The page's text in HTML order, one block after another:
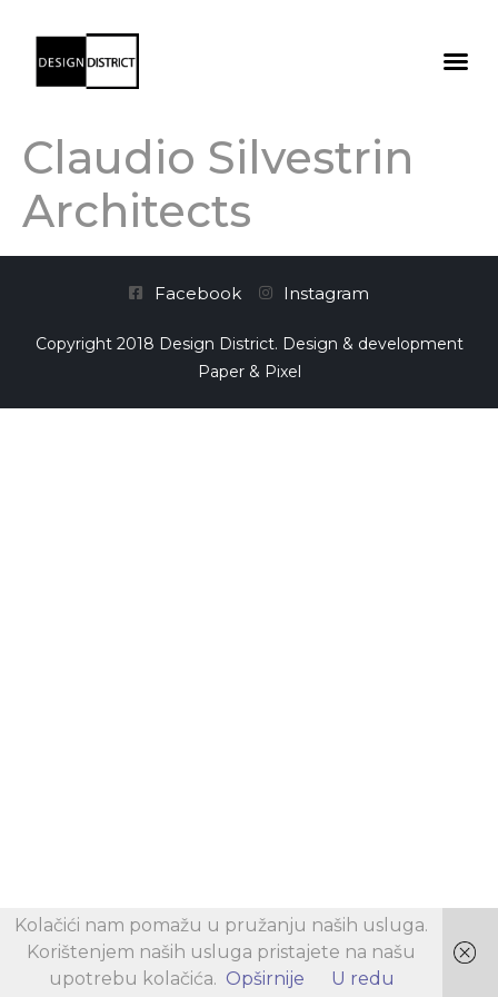
Claudio Silvestrin
Architects
Facebook Instagram
Copyright 2018 Design District. Design & development
Paper & Pixel
Kolačići nam pomažu u pružanju naših usluga.
Korištenjem naših usluga pristajete na našu
upotrebu kolačića. Opširnije U redu